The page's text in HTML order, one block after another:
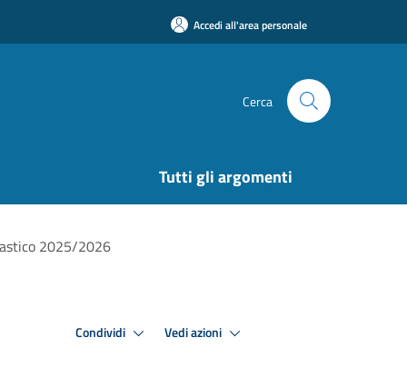
Accedi all'area personale
Cerca
Tutti gli argomenti
2025/2026
Condividi Vedi azioni